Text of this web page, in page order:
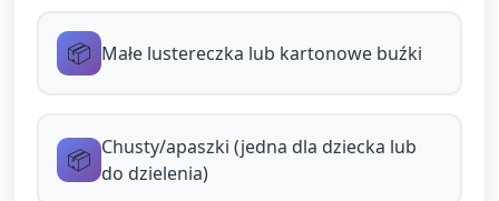
Modyfikacje: skrócić/dopasować tor dla dzieci o
Stacje zmysłów „Dotknij szczęścia” — sensoryka i
📦 Małe lustereczka lub kartonowe buźki
📦 Chusty/apaszki (jedna dla dziecka lub
do dzielenia)